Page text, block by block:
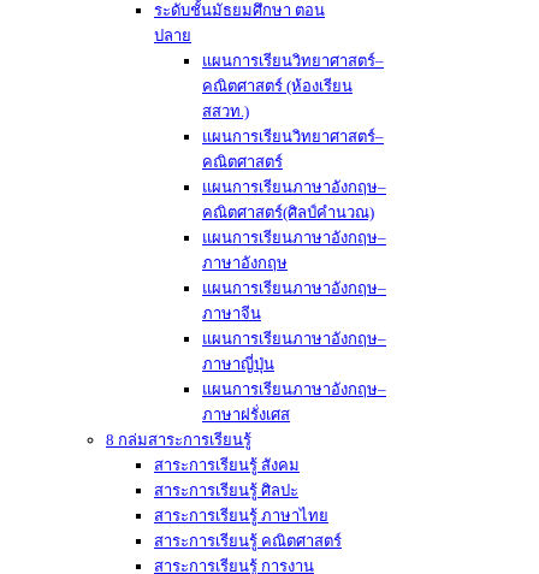
ระดับชั้นมัธยมศึกษา ตอน
ปลาย
แผนการเรียนวิทยาศาสตร์–
คณิตศาสตร์ (ห้องเรียน
สสวท.)
แผนการเรียนวิทยาศาสตร์–
คณิตศาสตร์
แผนการเรียนภาษาอังกฤษ–
คณิตศาสตร์(ศิลป์คำนวณ)
แผนการเรียนภาษาอังกฤษ–
ภาษาอังกฤษ
แผนการเรียนภาษาอังกฤษ–
ภาษาจีน
แผนการเรียนภาษาอังกฤษ–
ภาษาญี่ปุ่น
แผนการเรียนภาษาอังกฤษ–
ภาษาฝรั่งเศส
8 กล่มสาระการเรียนรู้
สาระการเรียนรู้ สังคม
สาระการเรียนรู้ ศิลปะ
สาระการเรียนรู้ ภาษาไทย
สาระการเรียนรู้ คณิตศาสตร์
สาระการเรียนรู้ การงาน